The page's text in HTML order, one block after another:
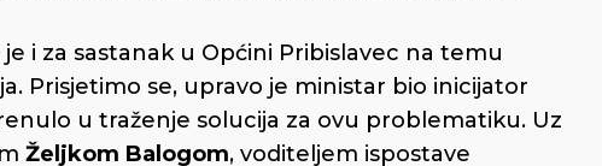
i za sastanak u Općini Pribislavec na temu
Prisjetimo se, upravo je ministar bio inicijator
u traženje solucija za ovu problematiku. Uz
Željkom Balogom, voditeljem ispostave